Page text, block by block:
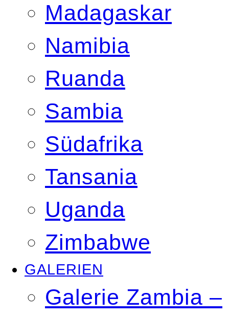
Madagaskar
Namibia
Ruanda
Sambia
Südafrika
Tansania
Uganda
Zimbabwe
GALERIEN
Galerie Zambia –